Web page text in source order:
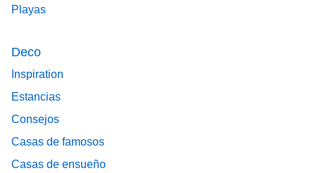
Playas
Deco
Inspiration
Estancias
Consejos
Casas de famosos
Casas de ensueño